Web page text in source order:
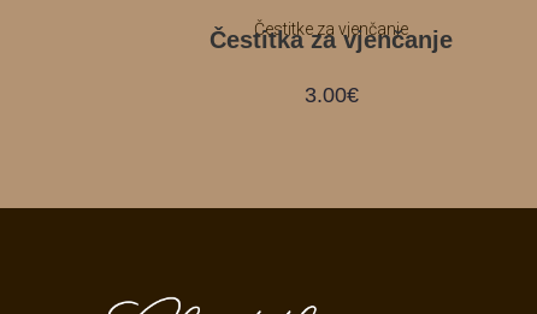
Čestitke za vjenčanje
Čestitka za vjenčanje
3.00€